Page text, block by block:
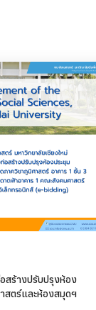
สร้างปรับปรุงห้อง
สตร์และห้องสมุดฯ